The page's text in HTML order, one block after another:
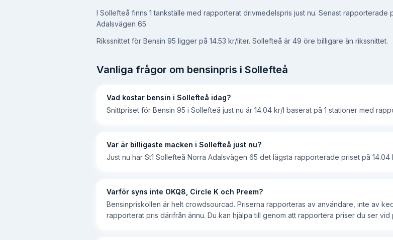
I Sollefteå finns 1 tankställe med rapporterat drivmedelspris just nu. Senast rapporterade
Adalsvägen 65.
Rikssnittet för Bensin 95 ligger på 14.53 kr/liter. Sollefteå är 49 öre billigare än rikssnittet.
Vanliga frågor om bensinpris i Sollefteå
Vad kostar bensin i Sollefteå idag?
Snittpriset för Bensin 95 i Sollefteå just nu är 14.04 kr/l baserat på 1 stationer med
Var är billigaste macken i Sollefteå just nu?
Just nu har St1 Sollefteå Norra Adalsvägen 65 det lägsta rapporterade priset på
Varför syns inte OKQ8, Circle K och Preem?
Bensinpriskollen är helt crowdsourcad. Priserna rapporteras av användare, inte av
rapporterat pris därifrån ännu. Du kan hjälpa till genom att rapportera priser du ser vid